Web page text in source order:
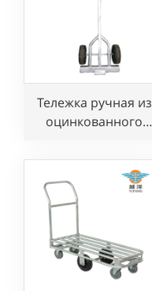
Тележка ручная из
оцинкованного
колесами для
транспортировки
грузов в
строительстве